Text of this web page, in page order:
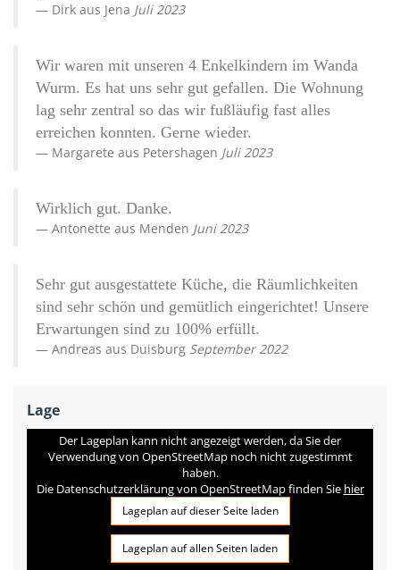
Dirk aus Jena Juli 2023
Wir waren mit unseren 4 Enkelkindern im Wanda
Wurm. Es hat uns sehr gut gefallen. Die Wohnung
lag sehr zentral so das wir fußläufig fast alles
erreichen konnten. Gerne wieder.
Margarete aus Petershagen Juli 2023
Wirklich gut. Danke.
Antonette aus Menden Juni 2023
Sehr gut ausgestattete Küche, die Räumlichkeiten
sind sehr schön und gemütlich eingerichtet! Unsere
Erwartungen sind zu 100% erfüllt.
Andreas aus Duisburg September 2022
Lage
Der Lageplan kann nicht angezeigt werden, da Sie der
Verwendung von OpenStreetMap noch nicht zugestimmt
haben.
Die Datenschutzerklärung von OpenStreetMap finden Sie hier
Lageplan auf dieser Seite laden
Lageplan auf allen Seiten laden